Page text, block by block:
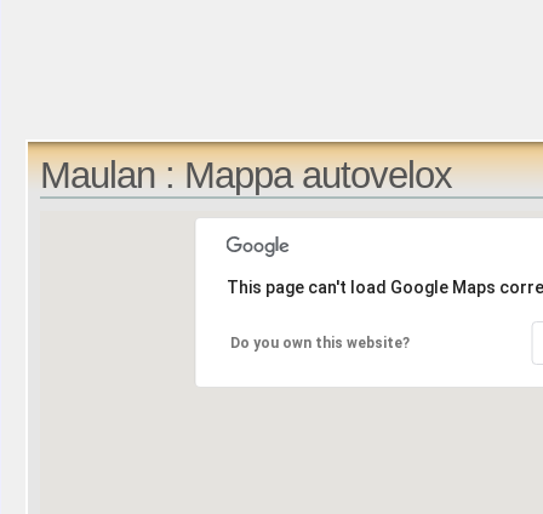
Maulan : Mappa autovelox
This page can't load Google Maps
Do you own this website?